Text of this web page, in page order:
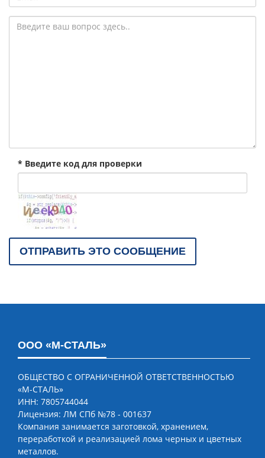
* Введите код для проверки
ООО «М-СТАЛЬ»
ОБЩЕСТВО С ОГРАНИЧЕННОЙ ОТВЕТСТВЕННОСТЬЮ
«М-СТАЛЬ»
ИНН: 7805744044
Лицензия: ЛМ СПб №78 - 001637
Компания занимается заготовкой, хранением,
переработкой и реализацией лома черных и цветных
металлов.